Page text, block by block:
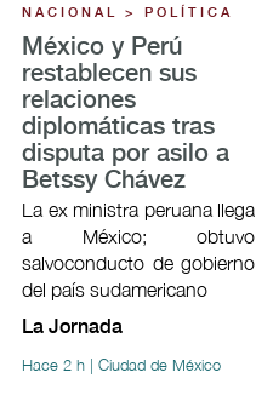
NACIONAL > POLÍTICA
México y Perú
restablecen sus
relaciones
diplomáticas tras
disputa por asilo a
Betssy Chávez
La ex ministra peruana llega
a México; obtuvo
salvoconducto de gobierno
del país sudamericano
La Jornada
Hace 2 h | Ciudad de México